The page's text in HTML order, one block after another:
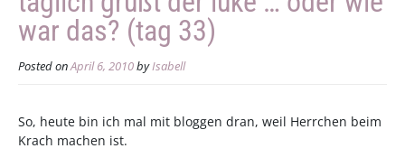
war das? (tag 33)
Posted onApril 6, 2010byIsabell
So, heute bin ich mal mit bloggen dran, weil Herrchen beim
Krach machen ist.